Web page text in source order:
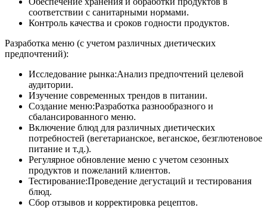
соответствии с санитарными нормами.
Контроль качества и сроков годности продуктов.
Разработка меню (с учетом различных диетических
предпочтений):
Исследование рынка:Анализ предпочтений целевой
аудитории.
Изучение современных трендов в питании.
Создание меню:Разработка разнообразного и
сбалансированного меню.
Включение блюд для различных диетических
потребностей (вегетарианское, веганское, безглютеновое
питание и т.д.).
Регулярное обновление меню с учетом сезонных
продуктов и пожеланий клиентов.
Тестирование:Проведение дегустаций и тестирования
блюд.
Сбор отзывов и корректировка рецептов.